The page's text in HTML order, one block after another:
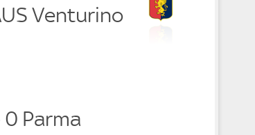
Venturino
0 Parma